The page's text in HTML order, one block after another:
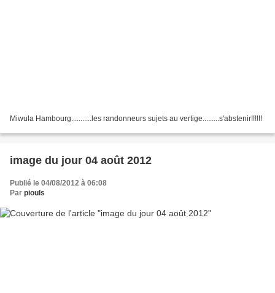
Miwula Hambourg...........les randonneurs sujets au vertige.........s'abstenir!!!!!!
image du jour 04 août 2012
Publié le 04/08/2012 à 06:08
Par piouls